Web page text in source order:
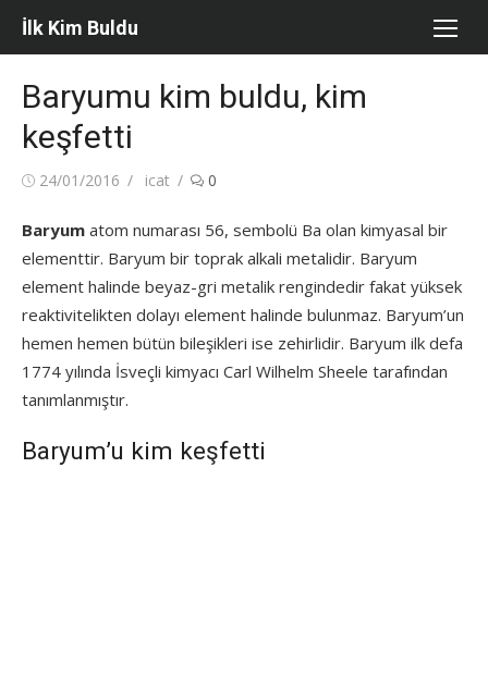
Skip
İlk Kim Buldu
Baryumu kim buldu, kim
keşfetti
Posted
24/01/2016 Author
icat 0
Baryum atom numarası 56, sembolü Ba olan kimyasal bir
elementtir. Baryum bir toprak alkali metalidir. Baryum
element halinde beyaz-gri metalik rengindedir fakat yüksek
reaktivitelikten dolayı element halinde bulunmaz. Baryum’un
hemen hemen bütün bileşikleri ise zehirlidir. Baryum ilk defa
1774 yılında İsveçli kimyacı Carl Wilhelm Sheele tarafından
tanımlanmıştır.
Baryum’u kim keşfetti